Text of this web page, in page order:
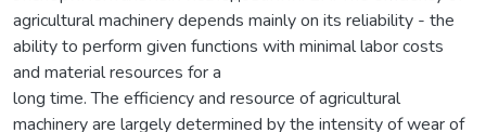
agricultural machinery depends mainly on its reliability - the
ability to perform given functions with minimal labor costs
and material resources for a
long time. The efficiency and resource of agricultural
machinery are largely determined by the intensity of wear of